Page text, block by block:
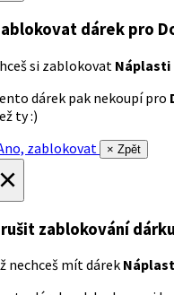
dárek pro
si zablokovat Náplasti
dárek pak nekoupí pro
ty :)
zablokovat
× Zpět
zablokování dárku
nechceš mít dárek